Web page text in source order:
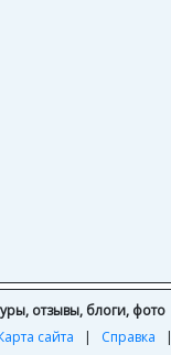
отзывы, блоги, фото
сайта | Справка